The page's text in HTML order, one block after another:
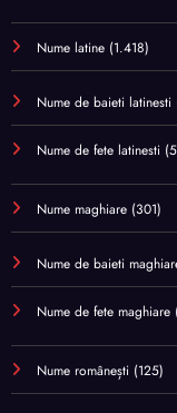
Nume latine (1.418)
Nume de baieti latinesti
Nume de fete latinesti
Nume maghiare (301)
Nume de baieti
Nume de fete maghiare
Nume românești (125)